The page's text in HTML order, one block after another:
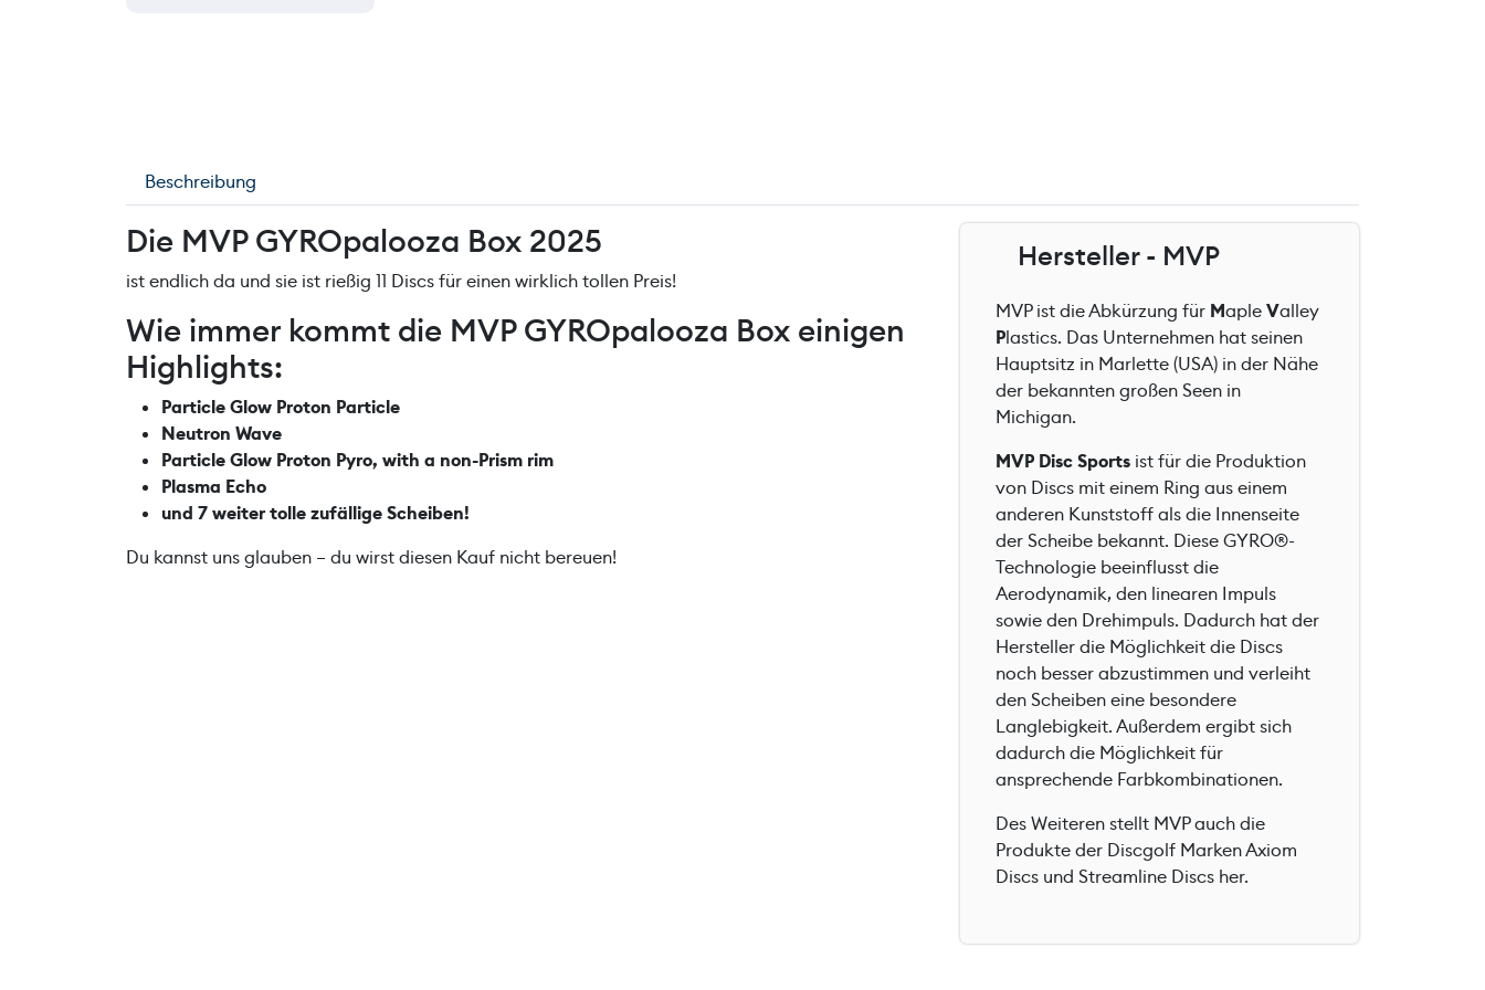
Beschreibung
Die MVP GYROpalooza Box 2025
ist endlich da und sie ist rießig 11 Discs für einen wirklich tollen Preis!
Wie immer kommt die MVP GYROpalooza Box einigen
Highlights:
Particle Glow Proton Particle
Neutron Wave
Particle Glow Proton Pyro, with a non-Prism rim
Plasma Echo
und 7 weiter tolle zufällige Scheiben!
Du kannst uns glauben – du wirst diesen Kauf nicht bereuen!
Hersteller - MVP
MVP ist die Abkürzung für MapleValley
Plastics. Das Unternehmen hat seinen
Hauptsitz in Marlette (USA) in der Nähe
der bekannten großen Seen in
Michigan.
MVP Disc Sportsist für die Produktion
von Discs mit einem Ring aus einem
anderen Kunststoff als die Innenseite
der Scheibe bekannt. Diese GYRO®-
Technologie beeinflusst die
Aerodynamik, den linearen Impuls
sowie den Drehimpuls. Dadurch hat der
Hersteller die Möglichkeit die Discs
noch besser abzustimmen und verleiht
den Scheiben eine besondere
Langlebigkeit. Außerdem ergibt sich
dadurch die Möglichkeit für
ansprechende Farbkombinationen.
Des Weiteren stellt MVP auch die
Produkte der Discgolf Marken Axiom
Discs und Streamline Discs her.